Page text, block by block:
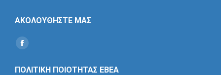
ΑΚΟΛΟΥΘΗΣΤΕ ΜΑΣ
Find us on:
Social
ΠΟΛΙΤΙΚΗ ΠΟΙΟΤΗΤΑΣ ΕΒΕΑ